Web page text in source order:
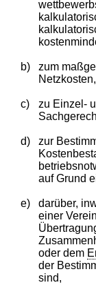
b)
zum
Netzkosten,
c)
zu Einzel-
d)
zur
auf Grund
e)
darüber,
einer
oder dem
der
sind,